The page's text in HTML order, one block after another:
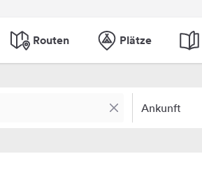
Routen Plätze
Ankunft